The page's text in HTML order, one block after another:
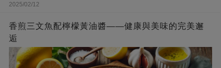
2025/02/12
香煎三文魚配檸檬黃油醬——健康與美味的完美邂
逅